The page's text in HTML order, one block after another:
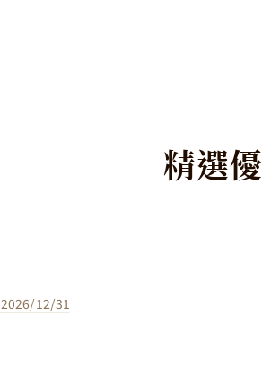
精選優
2026/12/31